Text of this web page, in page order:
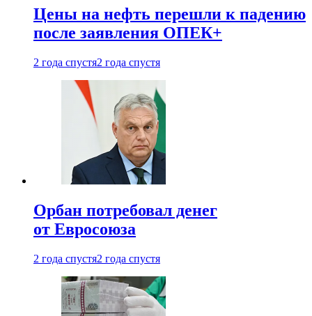
Цены на нефть перешли к падению
после заявления ОПЕК+
2 года спустя2 года спустя
Орбан потребовал денег
от Евросоюза
2 года спустя2 года спустя